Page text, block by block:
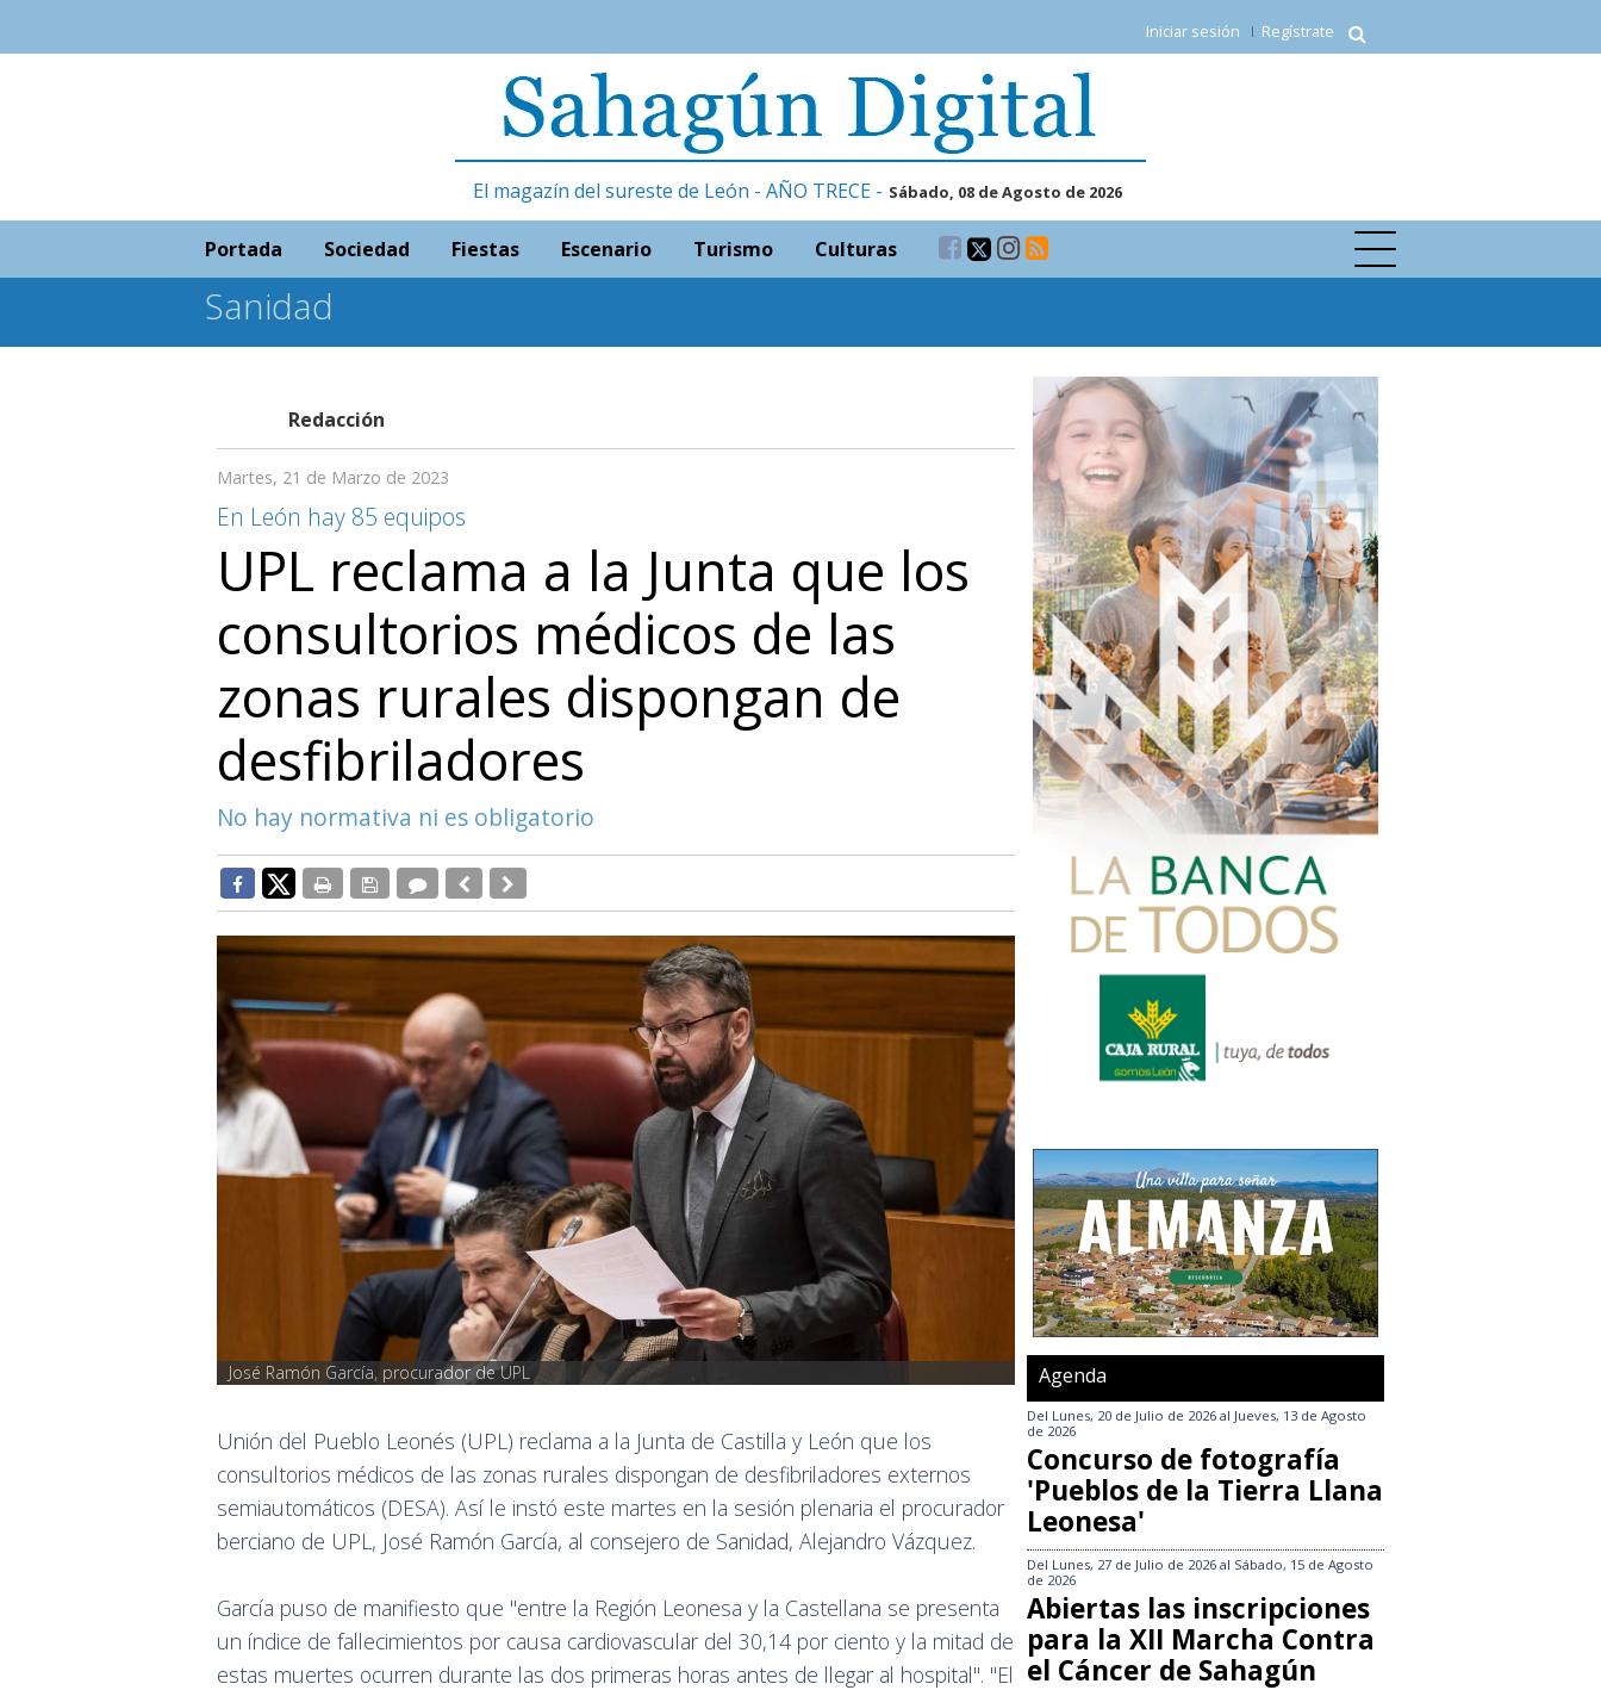
Iniciar sesión Regístrate
El magazín del sureste de León - AÑO TRECE - Sábado, 08 de Agosto de 2026
Portada Sociedad Fiestas Escenario Turismo Culturas
Sanidad
Redacción
Martes, 21 de Marzo de 2023
En León hay 85 equipos
UPL reclama a la Junta que los
consultorios médicos de las
zonas rurales dispongan de
desfibriladores
No hay normativa ni es obligatorio
José Ramón García, procurador de UPL
Unión del Pueblo Leonés (UPL) reclama a la Junta de Castilla y León que los
consultorios médicos de las zonas rurales dispongan de desfibriladores externos
semiautomáticos (DESA). Así le instó este martes en la sesión plenaria el procurador
berciano de UPL, José Ramón García, al consejero de Sanidad, Alejandro Vázquez.
García puso de manifiesto que "entre la Región Leonesa y la Castellana se presenta
un índice de fallecimientos por causa cardiovascular del 30,14 por ciento y la mitad de
estas muertes ocurren durante las dos primeras horas antes de llegar al hospital". "El
Agenda
Del Lunes, 20 de Julio de 2026 al Jueves, 13 de Agosto
de 2026
Concurso de fotografía
'Pueblos de la Tierra Llana
Leonesa'
Del Lunes, 27 de Julio de 2026 al Sábado, 15 de Agosto
de 2026
Abiertas las inscripciones
para la XII Marcha Contra
el Cáncer de Sahagún